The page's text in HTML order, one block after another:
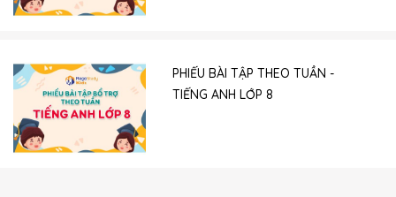
PHIẾU BÀI TẬP THEO TUẦN -
TIẾNG ANH LỚP 8